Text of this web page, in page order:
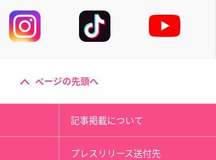
ページの先頭へ
記事掲載について
プレスリリース送付先